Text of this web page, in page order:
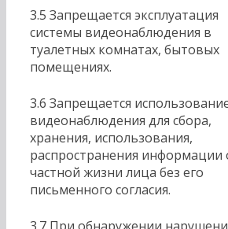
3.5 Запрещается эксплуатация
системы видеонаблюдения в
туалетных комнатах, бытовых
помещениях.
3.6 Запрещается
видеонаблюдения для сбора,
хранения, использования,
распространения информации
частной жизни лица без его
письменного согласия.